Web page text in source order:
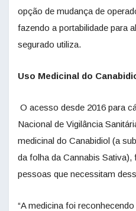
opção de mudança de
fazendo a portabilidade para
segurado utiliza.
Uso Medicinal do
O acesso desde 2016 para
Nacional de Vigilância
medicinal do Canabidiol (a
da folha da Cannabis Sativa),
pessoas que necessitam
“A medicina foi